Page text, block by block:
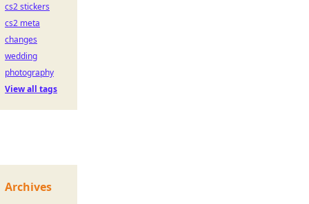
cs2 stickers
cs2 meta
changes
wedding
photography
View all tags
Archives